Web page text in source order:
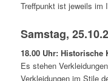
Treffpunkt ist jeweils im
Samstag,
18.00 Uhr:
Es stehen
Verkleidungen im Stile